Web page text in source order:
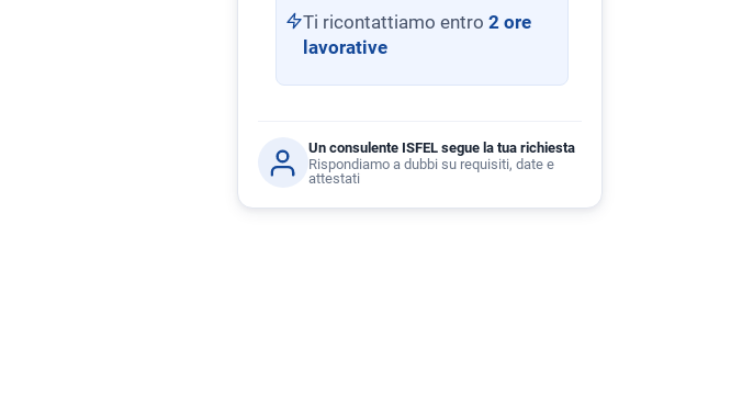
Ti ricontattiamo entro2 ore
lavorative
Un consulente ISFEL segue la tua richiesta
Rispondiamo a dubbi su requisiti, date e
attestati